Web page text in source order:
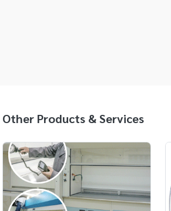
Other Products & Services